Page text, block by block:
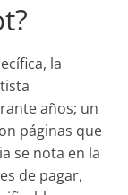
la
años; un
páginas que
se nota en la
de pagar,